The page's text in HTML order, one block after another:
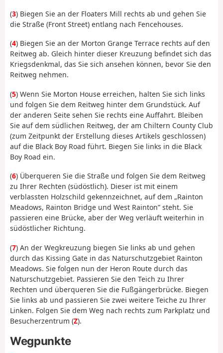
(3) Biegen Sie an der Floaters Mill rechts ab und gehen Sie
die Straße (Front Street) entlang nach Fencehouses.
(4) Biegen Sie an der Morton Grange Terrace rechts auf den
Reitweg ab. Gleich hinter dieser Kreuzung befindet sich das
Kriegsdenkmal, das Sie sich ansehen können, bevor Sie den
Reitweg nehmen.
(5) Wenn Sie Morton House erreichen, halten Sie sich links
und folgen Sie dem Reitweg hinter dem Grundstück. Auf
der anderen Seite sehen Sie rechts eine Auffahrt. Bleiben
Sie auf dem südlichen Reitweg, der am Chiltern County Club
(zum Zeitpunkt der Erstellung dieses Artikels geschlossen)
auf die Black Boy Road führt. Biegen Sie links in die Black
Boy Road ein.
(6) Überqueren Sie die Straße und folgen Sie dem Reitweg
zu Ihrer Rechten (südöstlich). Dieser ist mit einem
verblassten Holzschild gekennzeichnet, auf dem „Rainton
Meadows, Rainton Bridge und West Rainton” steht. Sie
passieren eine Brücke, aber der Weg verläuft weiterhin in
südöstlicher Richtung.
(7) An der Wegkreuzung biegen Sie links ab und gehen
durch das Kissing Gate in das Naturschutzgebiet Rainton
Meadows. Sie folgen nun der Heron Route durch das
Naturschutzgebiet. Passieren Sie den Teich zu Ihrer
Rechten und überqueren Sie die Fußgängerbrücke. Biegen
Sie links ab und passieren Sie zwei weitere Teiche zu Ihrer
Linken. Folgen Sie dem Weg nach rechts zum Parkplatz und
Besucherzentrum (Z).
Wegpunkte